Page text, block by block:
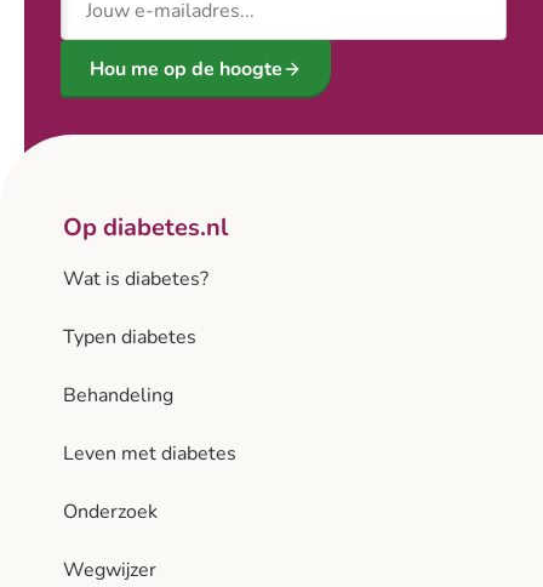
Hou me op de hoogte
Op diabetes.nl
Wat is diabetes?
Typen diabetes
Behandeling
Leven met diabetes
Onderzoek
Wegwijzer